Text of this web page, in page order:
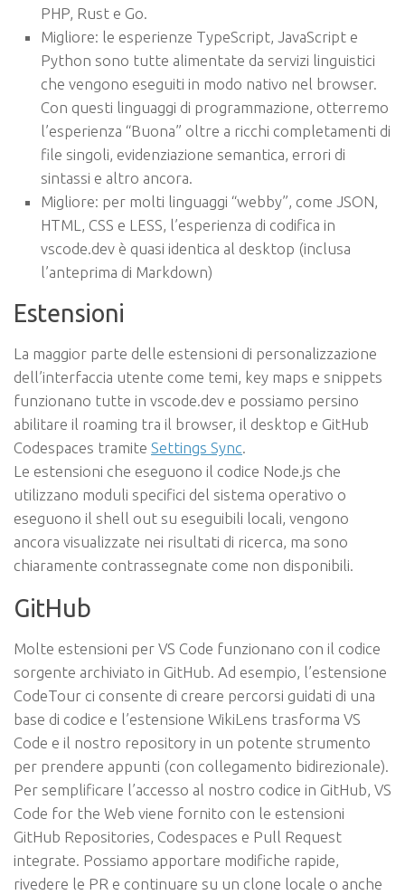
PHP, Rust e Go.
Migliore: le esperienze TypeScript, JavaScript e
Python sono tutte alimentate da servizi linguistici
che vengono eseguiti in modo nativo nel browser.
Con questi linguaggi di programmazione, otterremo
l’esperienza “Buona” oltre a ricchi completamenti di
file singoli, evidenziazione semantica, errori di
sintassi e altro ancora.
Migliore: per molti linguaggi “webby”, come JSON,
HTML, CSS e LESS, l’esperienza di codifica in
vscode.dev è quasi identica al desktop (inclusa
l’anteprima di Markdown)
Estensioni
La maggior parte delle estensioni di personalizzazione
dell’interfaccia utente come temi, key maps e snippets
funzionano tutte in vscode.dev e possiamo persino
abilitare il roaming tra il browser, il desktop e GitHub
Codespaces tramite Settings Sync.
Le estensioni che eseguono il codice Node.js che
utilizzano moduli specifici del sistema operativo o
eseguono il shell out su eseguibili locali, vengono
ancora visualizzate nei risultati di ricerca, ma sono
chiaramente contrassegnate come non disponibili.
GitHub
Molte estensioni per VS Code funzionano con il codice
sorgente archiviato in GitHub. Ad esempio, l’estensione
CodeTour ci consente di creare percorsi guidati di una
base di codice e l’estensione WikiLens trasforma VS
Code e il nostro repository in un potente strumento
per prendere appunti (con collegamento bidirezionale).
Per semplificare l’accesso al nostro codice in GitHub, VS
Code for the Web viene fornito con le estensioni
GitHub Repositories, Codespaces e Pull Request
integrate. Possiamo apportare modifiche rapide,
rivedere le PR e continuare su un clone locale o anche